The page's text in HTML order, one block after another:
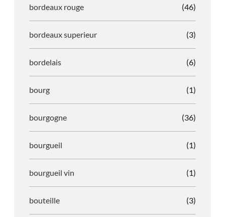
bordeaux rouge (46)
bordeaux superieur (3)
bordelais (6)
bourg (1)
bourgogne (36)
bourgueil (1)
bourgueil vin (1)
bouteille (3)